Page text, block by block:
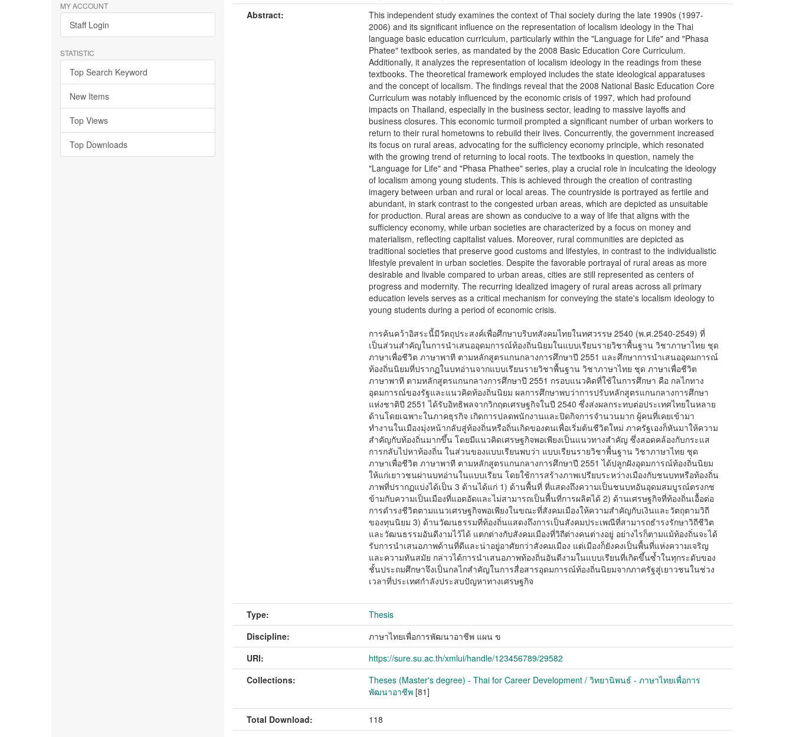
MY ACCOUNT
Staff Login
STATISTIC
Top Search Keyword
New Items
Top Views
Top Downloads
Abstract:
This independent study examines the context of Thai society during the late 1990s (1997-
2006) and its significant influence on the representation of localism ideology in the Thai
language basic education curriculum, particularly within the "Language for Life" and "Phasa
Phatee" textbook series, as mandated by the 2008 Basic Education Core Curriculum.
Additionally, it analyzes the representation of localism ideology in the readings from these
textbooks. The theoretical framework employed includes the state ideological apparatuses
and the concept of localism. The findings reveal that the 2008 National Basic Education Core
Curriculum was notably influenced by the economic crisis of 1997, which had profound
impacts on Thailand, especially in the business sector, leading to massive layoffs and
business closures. This economic turmoil prompted a significant number of urban workers to
return to their rural hometowns to rebuild their lives. Concurrently, the government increased
its focus on rural areas, advocating for the sufficiency economy principle, which resonated
with the growing trend of returning to local roots. The textbooks in question, namely the
"Language for Life" and "Phasa Phathee" series, play a crucial role in inculcating the ideology
of localism among young students. This is achieved through the creation of contrasting
imagery between urban and rural or local areas. The countryside is portrayed as fertile and
abundant, in stark contrast to the congested urban areas, which are depicted as unsuitable
for production. Rural areas are shown as conducive to a way of life that aligns with the
sufficiency economy, while urban societies are characterized by a focus on money and
materialism, reflecting capitalist values. Moreover, rural communities are depicted as
traditional societies that preserve good customs and lifestyles, in contrast to the individualistic
lifestyle prevalent in urban societies. Despite the favorable portrayal of rural areas as more
desirable and livable compared to urban areas, cities are still represented as centers of
progress and modernity. The recurring idealized imagery of rural areas across all primary
education levels serves as a critical mechanism for conveying the state's localism ideology to
young students during a period of economic crisis.
การค้นคว้าอิสระนี้มีวัตถุประสงค์เพื่อศึกษาบริบทสังคมไทยในทศวรรษ 2540 (พ.ศ.2540-2549) ที่
เป็นส่วนสำคัญในการนำเสนออุดมการณ์ท้องถิ่นนิยมในแบบเรียนรายวิชาพื้นฐาน วิชาภาษาไทย ชุด
ภาษาเพื่อชีวิต ภาษาพาที ตามหลักสูตรแกนกลางการศึกษาปี 2551 และศึกษาการนําเสนออุดมการณ์
ท้องถิ่นนิยมที่ปรากฏในบทอ่านจากแบบเรียนรายวิชาพื้นฐาน วิชาภาษาไทย ชุด ภาษาเพื่อชีวิต
ภาษาพาที ตามหลักสูตรแกนกลางการศึกษาปี 2551 กรอบแนวคิดที่ใช้ในการศึกษา คือ กลไกทาง
อุดมการณ์ของรัฐและแนวคิดท้องถิ่นนิยม ผลการศึกษาพบว่าการปรับหลักสูตรแกนกลางการศึกษา
แห่งชาติปี 2551 ได้รับอิทธิพลจากวิกฤตเศรษฐกิจในปี 2540 ซึ่งส่งผลกระทบต่อประเทศไทยในหลาย
ด้านโดยเฉพาะในภาคธุรกิจ เกิดการปลดพนักงานและปิดกิจการจำนวนมาก ผู้คนที่เคยเข้ามา
ทำงานในเมืองมุ่งหน้ากลับสู่ท้องถิ่นหรือถิ่นเกิดของตนเพื่อเริ่มต้นชีวิตใหม่ ภาครัฐเองก็หันมาให้ความ
สำคัญกับท้องถิ่นมากขึ้น โดยมีแนวคิดเศรษฐกิจพอเพียงเป็นแนวทางสำคัญ ซึ่งสอดคล้องกับกระแส
การกลับไปหาท้องถิ่น ในส่วนของแบบเรียนพบว่า แบบเรียนรายวิชาพื้นฐาน วิชาภาษาไทย ชุด
ภาษาเพื่อชีวิต ภาษาพาที ตามหลักสูตรแกนกลางการศึกษาปี 2551 ได้ปลูกฝังอุดมการณ์ท้องถิ่นนิยม
ให้แก่เยาวชนผ่านบทอ่านในแบบเรียน โดยใช้การสร้างภาพเปรียบระหว่างเมืองกับชนบทหรือท้องถิ่น
ภาพที่ปรากฏแบ่งได้เป็น 3 ด้านได้แก่ 1) ด้านพื้นที่ ที่แสดงถึงความเป็นชนบทอันอุดมสมบูรณ์ตรงกช
ข้ามกับความเป็นเมืองที่แอดอัดและไม่สามารถเป็นพื้นที่การผลิตได้ 2) ด้านเศรษฐกิจที่ท้องถิ่นเอื้อต่อ
การดำรงชีวิตตามแนวเศรษฐกิจพอเพียงในขณะที่สังคมเมืองให้ความสำคัญกับเงินและวัตถุตามวิถี
ของทุนนิยม 3) ด้านวัฒนธรรมที่ท้องถิ่นแสดงถึงการเป็นสังคมประเพณีที่สามารถธำรงรักษาวิถีชีวิต
และวัฒนธรรมอันดีงามไว้ได้ แตกต่างกับสังคมเมืองที่วิถีต่างคนต่างอยู่ อย่างไรก็ตามแม้ท้องถิ่นจะได้
รับการนำเสนอภาพด้านที่ดีและน่าอยู่อาศัยกว่าสังคมเมือง แต่เมืองก็ยังคงเป็นพื้นที่แห่งความเจริญ
และความทันสมัย กล่าวได้การนำเสนอภาพท้องถิ่นอันดีงามในแบบเรียนที่เกิดขึ้นซ้ำในทุกระดับของ
ชั้นประถมศึกษาจึงเป็นกลไกสำคัญในการสื่อสารอุดมการณ์ท้องถิ่นนิยมจากภาครัฐสู่เยาวชนในช่วง
เวลาที่ประเทศกำลังประสบปัญหาทางเศรษฐกิจ
Type:
Thesis
Discipline:
ภาษาไทยเพื่อการพัฒนาอาชีพ แผน ข
URI:
https://sure.su.ac.th/xmlui/handle/123456789/29582
Collections:
Theses (Master's degree) - Thai for Career Development / วิทยานิพนธ์ - ภาษาไทยเพื่อการ
พัฒนาอาชีพ [81]
Total Download: 118